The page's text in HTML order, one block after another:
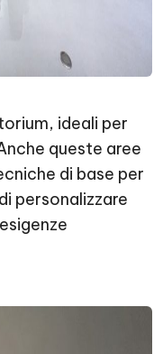
ideali per
queste aree
di base per
personalizzare